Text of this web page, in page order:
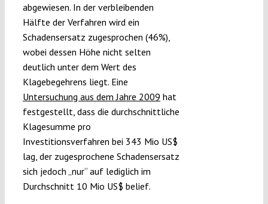
abgewiesen. In der verbleibenden
Hälfte der Verfahren wird ein
Schadensersatz zugesprochen (46%),
wobei dessen Höhe nicht selten
deutlich unter dem Wert des
Klagebegehrens liegt. Eine
Untersuchung aus dem Jahre 2009 hat
festgestellt, dass die durchschnittliche
Klagesumme pro
Investitionsverfahren bei 343 Mio US$
lag, der zugesprochene Schadensersatz
sich jedoch „nur“ auf lediglich im
Durchschnitt 10 Mio US$ belief.